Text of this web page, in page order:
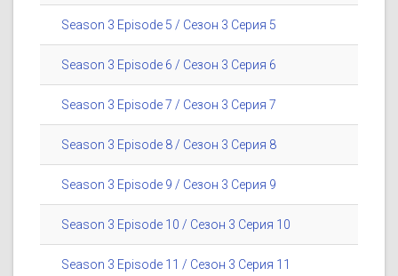
Season 3 Episode 5 / Сезон 3 Серия 5
Season 3 Episode 6 / Сезон 3 Серия 6
Season 3 Episode 7 / Сезон 3 Серия 7
Season 3 Episode 8 / Сезон 3 Серия 8
Season 3 Episode 9 / Сезон 3 Серия 9
Season 3 Episode 10 / Сезон 3 Серия 10
Season 3 Episode 11 / Сезон 3 Серия 11